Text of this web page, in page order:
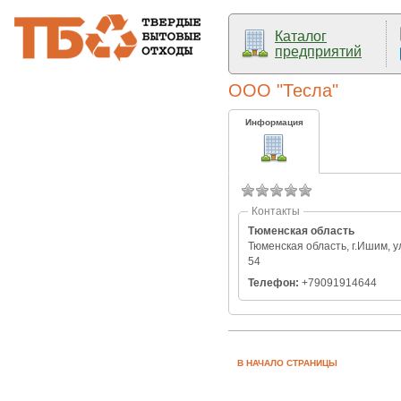
Каталог
предприятий
ООО "Тесла"
Информация
Контакты
Тюменская область
Тюменская область, г.Ишим,
54
Телефон: +79091914644
В НАЧАЛО СТРАНИЦЫ